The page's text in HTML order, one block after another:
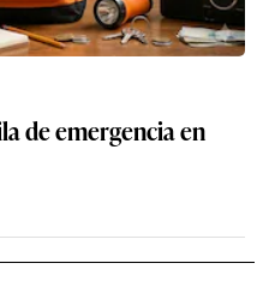
de emergencia en